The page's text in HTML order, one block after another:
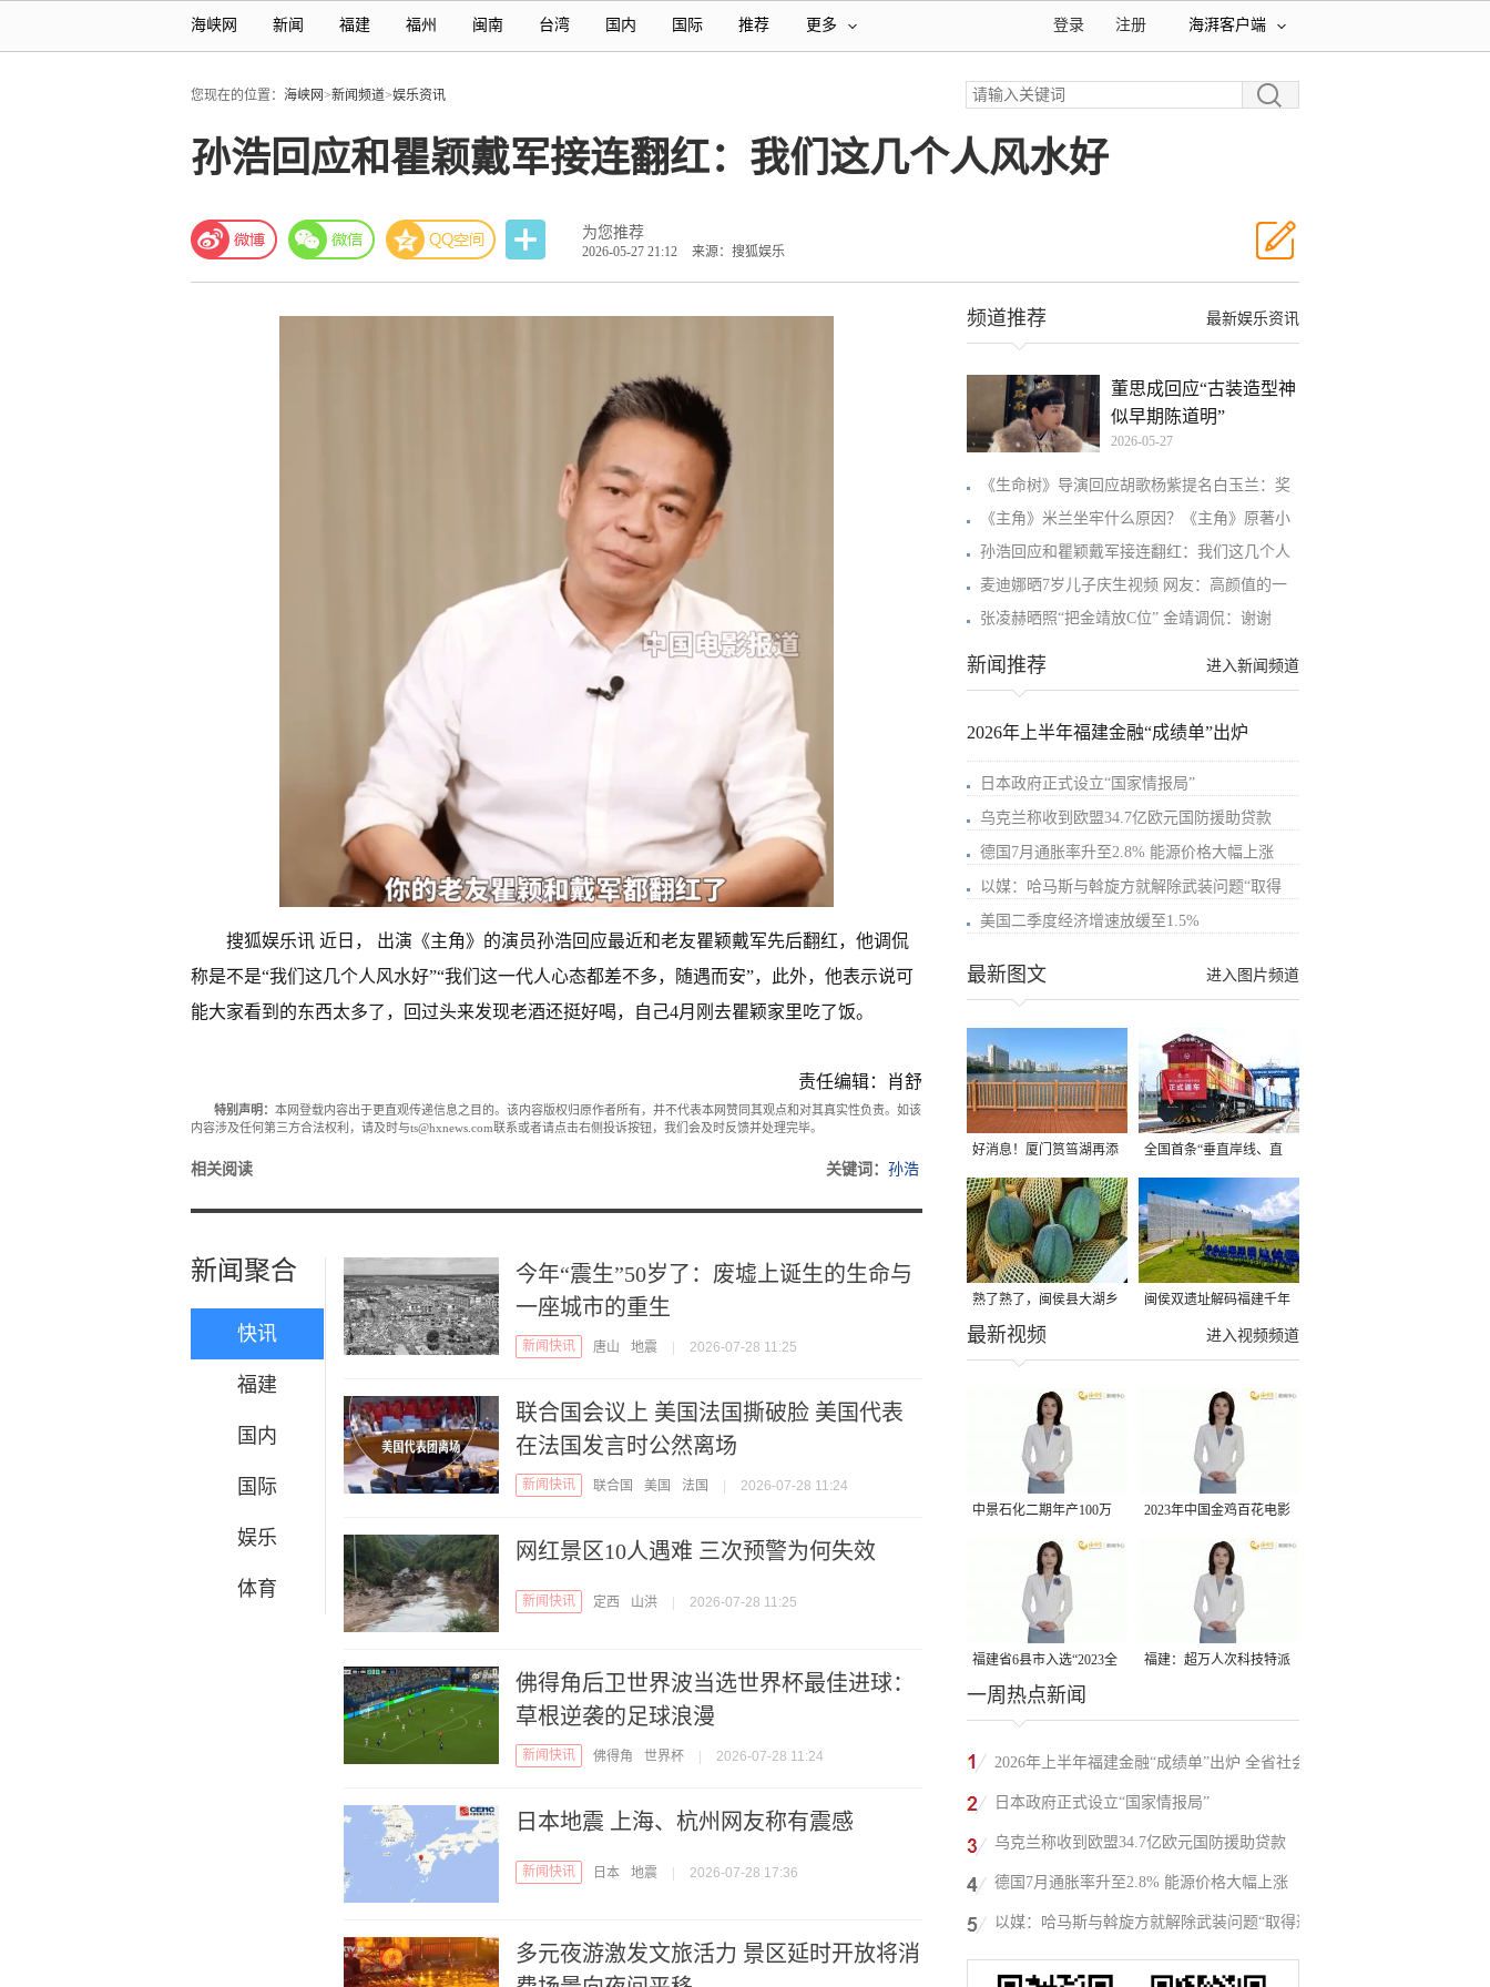
海峡网 新闻 福建 福州 闽南 台湾 国内 国际 推荐 更多 海湃客户端
注册
登录
您现在的位置： 海峡网>新闻频道>娱乐资讯
孙浩回应和瞿颖戴军接连翻红：我们这几个人风水好
为您推荐
2026-05-27 21:12 来源：搜狐娱乐
搜狐娱乐讯 近日， 出演《主角》的演员孙浩回应最近和老友瞿颖戴军先后翻红，他调侃
称是不是“我们这几个人风水好”“我们这一代人心态都差不多，随遇而安”，此外，他表示说可
能大家看到的东西太多了，回过头来发现老酒还挺好喝，自己4月刚去瞿颖家里吃了饭。
责任编辑：肖舒
特别声明： 本网登载内容出于更直观传递信息之目的。该内容版权归原作者所有，并不代表本网赞同其观点和对其真实性负责。如该
内容涉及任何第三方合法权利，请及时与ts@hxnews.com联系或者请点击右侧投诉按钮，我们会及时反馈并处理完毕。
相关阅读 关键词： 孙浩
新闻聚合
快讯
福建
国内
国际
娱乐
体育
今年“震生”50岁了：废墟上诞生的生命与
一座城市的重生
新闻快讯 唐山 地震 2026-07-28 11:25
联合国会议上 美国法国撕破脸 美国代表
在法国发言时公然离场
新闻快讯 联合国 美国 法国 2026-07-28 11:24
网红景区10人遇难 三次预警为何失效
新闻快讯 定西 山洪 2026-07-28 11:25
佛得角后卫世界波当选世界杯最佳进球：
草根逆袭的足球浪漫
新闻快讯 佛得角 世界杯 2026-07-28 11:24
日本地震 上海、杭州网友称有震感
新闻快讯 日本 地震 2026-07-28 17:36
多元夜游激发文旅活力 景区延时开放将消
最新娱乐资讯
频道推荐
董思成回应“古装造型神
似早期陈道明”
2026-05-27
《生命树》导演回应胡歌杨紫提名白玉兰：奖
《主角》米兰坐牢什么原因？《主角》原著小
孙浩回应和瞿颖戴军接连翻红：我们这几个人
麦迪娜晒7岁儿子庆生视频 网友：高颜值的一
张凌赫晒照“把金靖放C位” 金靖调侃：谢谢
进入新闻频道
新闻推荐
2026年上半年福建金融“成绩单”出炉
日本政府正式设立“国家情报局”
乌克兰称收到欧盟34.7亿欧元国防援助贷款
德国7月通胀率升至2.8% 能源价格大幅上涨
以媒：哈马斯与斡旋方就解除武装问题“取得
美国二季度经济增速放缓至1.5%
进入图片频道
最新图文
好消息！厦门筼筜湖再添
一滨水健身新步道啦！
全国首条“垂直岸线、直
达码头”海铁联运专用线
投运
熟了熟了，闽侯县大湖乡
瓜果大丰收！
闽侯双遗址解码福建千年
进入视频频道
最新视频
中景石化二期年产100万
吨丙烷脱氢项目建成中交
2023年中国金鸡百花电影
节有福电影巡展31日启动
福建省6县市入选“2023全
国县域发展潜力百强县”
福建：超万人次科技特派
一周热点新闻
2026年上半年福建金融“成绩单”出炉 全省社会
融资规模增加5800.4亿元
日本政府正式设立“国家情报局”
乌克兰称收到欧盟34.7亿欧元国防援助贷款
德国7月通胀率升至2.8% 能源价格大幅上涨
以媒：哈马斯与斡旋方就解除武装问题“取得进
展”